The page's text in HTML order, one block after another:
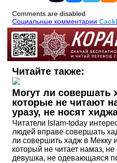
Comments are disabled
Социальные комментарии Cackl
Читайте также:
Могут ли совершать
которые не читают
уразу, не носят
Читатели Islam-today
людей вправе совершать
ли совершить хадж в Мекку
который не читает намаз,
девушка, не одевающаяся